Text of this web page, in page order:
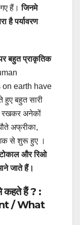
गए हैं।जिनमे
है पर्यावरण
बहुत प्राकृतिक
on earth have
बहुत सारी
रखकर अनेकों
अफ्रीका,
से शुरू हुए ।
और रिओ
जाते हैं।
कहते हैं ? :
/ What